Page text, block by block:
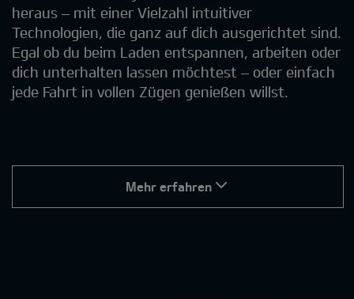
heraus – mit einer Vielzahl intuitiver
Technologien, die ganz auf dich ausgerichtet sind.
Egal ob du beim Laden entspannen, arbeiten oder
dich unterhalten lassen möchtest – oder einfach
jede Fahrt in vollen Zügen genießen willst.
Mehr erfahren